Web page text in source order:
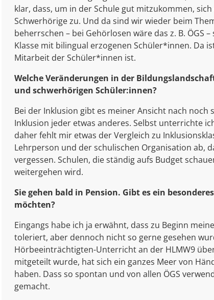
klar, dass, um in der Schule gut mitzukommen,
Schwerhörige zu. Und da sind wir wieder beim
beherrschen – bei Gehörlosen wäre das z. B. ÖGS
Klasse mit bilingual erzogenen Schüler*innen. Da
Mitarbeit der Schüler*innen ist.
Welche Veränderungen in der
und schwerhörigen Schüler:innen?
Bei der Inklusion gibt es meiner Ansicht nach
Inklusion jeder etwas anderes. Selbst unterrichte
daher fehlt mir etwas der Vergleich zu
Lehrperson und der schulischen Organisation ab,
vergessen. Schulen, die ständig aufs Budget
weitergehen wird.
Sie gehen bald in Pension. Gibt es ein
möchten?
Eingangs habe ich ja erwähnt, dass zu Beginn
toleriert, aber dennoch nicht so gerne gesehen
Hörbeeinträchtigten-Unterricht an der HLMW9
mitgeteilt wurde, hat sich ein ganzes Meer von
haben. Dass so spontan und von allen ÖGS
gemacht.